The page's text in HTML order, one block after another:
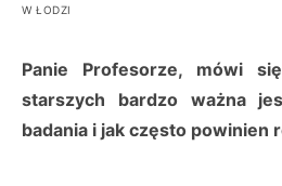
W ŁODZI
Panie Profesorze, mówi
starszych bardzo ważna
badania i jak często powinien